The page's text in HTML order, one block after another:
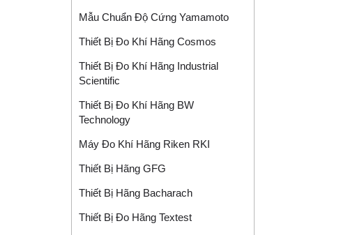
Mẫu Chuẩn Độ Cứng Yamamoto
Thiết Bị Đo Khí Hãng Cosmos
Thiết Bị Đo Khí Hãng Industrial
Scientific
Thiết Bị Đo Khí Hãng BW
Technology
Máy Đo Khí Hãng Riken RKI
Thiết Bị Hãng GFG
Thiết Bị Hãng Bacharach
Thiết Bị Đo Hãng Textest